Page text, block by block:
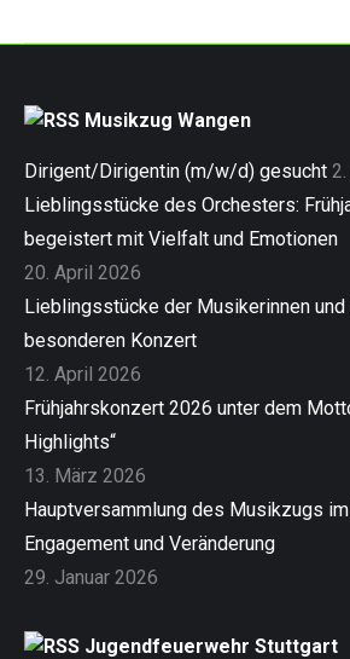
Musikzug Wangen
Dirigent/Dirigentin (m/w/d) gesucht
Lieblingsstücke des Orchesters:
begeistert mit Vielfalt und Emotionen
20. April 2026
Lieblingsstücke der Musikerinnen
besonderen Konzert
12. April 2026
Frühjahrskonzert 2026 unter dem
Highlights“
13. März 2026
Hauptversammlung des Musikzugs
Engagement und Veränderung
29. Januar 2026
Jugendfeuerwehr Stuttgart